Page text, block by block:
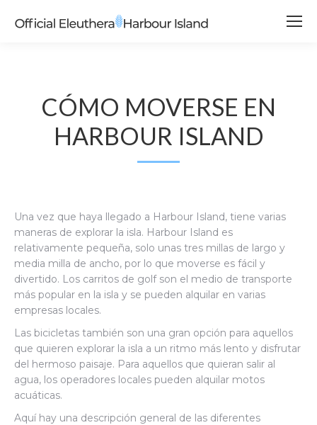
CÓMO MOVERSE EN
HARBOUR ISLAND
Una vez que haya llegado a Harbour Island, tiene varias
maneras de explorar la isla. Harbour Island es
relativamente pequeña, solo unas tres millas de largo y
media milla de ancho, por lo que moverse es fácil y
divertido. Los carritos de golf son el medio de transporte
más popular en la isla y se pueden alquilar en varias
empresas locales.
Las bicicletas también son una gran opción para aquellos
que quieren explorar la isla a un ritmo más lento y disfrutar
del hermoso paisaje. Para aquellos que quieran salir al
agua, los operadores locales pueden alquilar motos
acuáticas.
Aquí hay una descripción general de las diferentes